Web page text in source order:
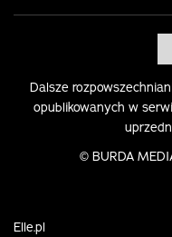
Dalsze
opublikowanych w
© BURDA
Elle.pl